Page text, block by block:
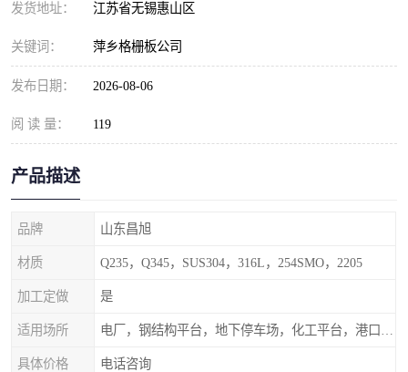
发货地址： 江苏省无锡惠山区
关键词： 萍乡格栅板公司
发布日期： 2026-08-06
阅 读 量： 119
产品描述
品牌 山东昌旭
材质 Q235，Q345，SUS304，316L，254SMO，2205
加工定做 是
适用场所
具体价格 电话咨询